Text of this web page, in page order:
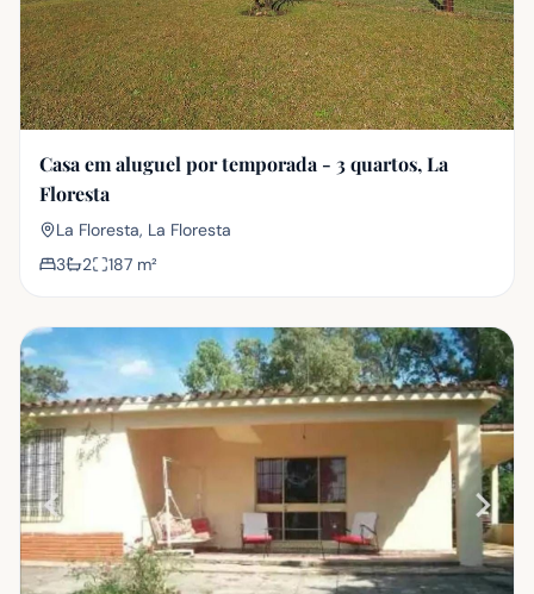
Casa em aluguel por temporada - 3 quartos, La
Floresta
La Floresta, La Floresta
3
2 187 m²